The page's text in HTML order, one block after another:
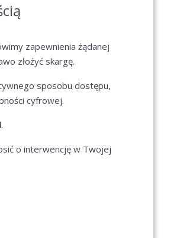
zapewnienia żądanej
złożyć skargę.
sposobu dostępu,
cyfrowej.
.
o interwencję w Twojej